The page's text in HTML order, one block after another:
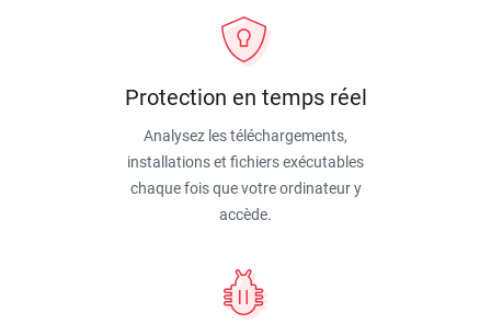
Protection en temps réel
Analysez les téléchargements,
installations et fichiers exécutables
chaque fois que votre ordinateur y
accède.